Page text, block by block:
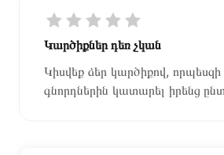
Կարծիքներ դեռ չկան
Կիսվեք ձեր կարծիքով, որպեսզի
գնորդներին կատարել իրենց